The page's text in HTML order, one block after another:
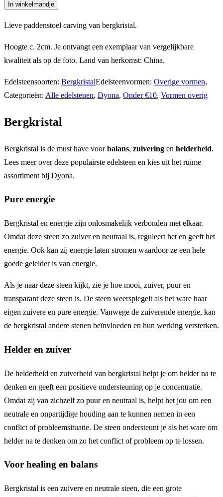
Bergkristal
aantal
In winkelmandje
Lieve paddenstoel carving van bergkristal.
Hoogte c. 2cm. Je ontvangt een exemplaar van vergelijkbare
kwaliteit als op de foto. Land van herkomst: China.
Edelsteensoorten: BergkristalEdelsteenvormen: Overige vormen,
Categorieën: Alle edelstenen, Dyona, Onder €10, Vormen overig
Bergkristal
Bergkristal is de must have voorbalans, zuivering en helderheid.
Lees meer over deze populairste edelsteen en kies uit het ruime
assortiment bij Dyona.
Pure energie
Bergkristal en energie zijn onlosmakelijk verbonden met elkaar.
Omdat deze steen zo zuiver en neutraal is, reguleert het en geeft het
energie. Ook kan zij energie laten stromen waardoor ze een hele
goede geleider is van energie.
Als je naar deze steen kijkt, zie je hoe mooi, zuiver, puur en
transparant deze steen is. De steen weerspiegelt als het ware haar
eigen zuivere en pure energie. Vanwege de zuiverende energie, kan
de bergkristal andere stenen beïnvloeden en hun werking versterken.
Helder en zuiver
De helderheid en zuiverheid van bergkristal helpt je om helder na te
denken en geeft een positieve ondersteuning op je concentratie.
Omdat zij van zichzelf zo puur en neutraal is, helpt het jou om een
neutrale en onpartijdige houding aan te kunnen nemen in een
conflict of probleemsituatie. De steen ondersteunt je als het ware om
helder na te denken om zo het conflict of probleem op te lossen.
Voor healing en balans
Bergkristal is een zuivere en neutrale steen, die een grote